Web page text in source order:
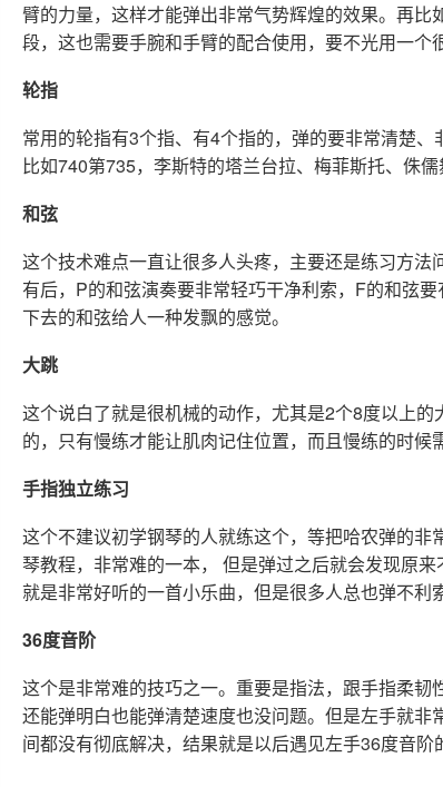
臂的力量，这样才能弹出非常气势辉煌的效果。再
段，这也需要手腕和手臂的配合使用，要不光用一个
轮指
常用的轮指有3个指、有4个指的，弹的要非常清楚
比如740第735，李斯特的塔兰台拉、梅菲斯托、侏儒
和弦
这个技术难点一直让很多人头疼，主要还是练习方
有后，P的和弦演奏要非常轻巧干净利索，F的和弦
下去的和弦给人一种发飘的感觉。
大跳
这个说白了就是很机械的动作，尤其是2个8度以上
的，只有慢练才能让肌肉记住位置，而且慢练的时候
手指独立练习
这个不建议初学钢琴的人就练这个，等把哈农弹的
琴教程，非常难的一本， 但是弹过之后就会发现原
就是非常好听的一首小乐曲，但是很多人总也弹不利
36度音阶
这个是非常难的技巧之一。重要是指法，跟手指柔
还能弹明白也能弹清楚速度也没问题。但是左手就
间都没有彻底解决，结果就是以后遇见左手36度音